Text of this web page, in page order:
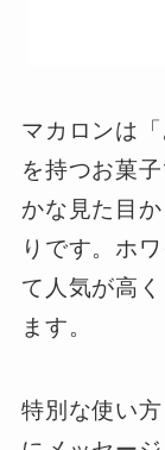
マカロンは
を持つお菓
かな見た目
りです。ホ
て人気が高
ます。
特別な使い